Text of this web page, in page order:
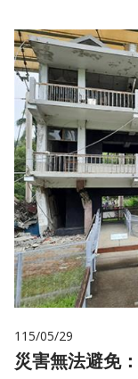
115/05/29
災害無法避免